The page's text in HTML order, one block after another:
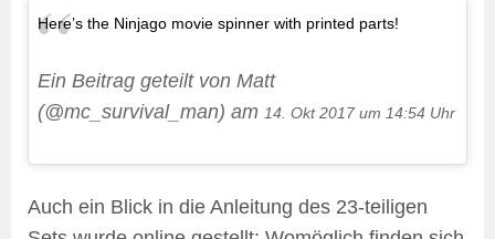
Here’s the Ninjago movie spinner with printed parts!
Ein Beitrag geteilt von Matt
(@mc_survival_man) am 14. Okt 2017 um 14:54 Uhr
Auch ein Blick in die Anleitung des 23-teiligen